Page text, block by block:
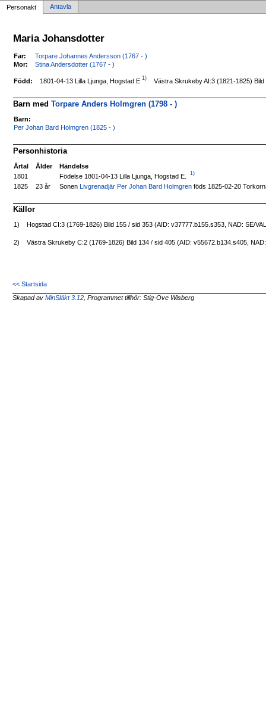
Personakt Antavla
Maria Johansdotter
Far:
Torpare Johannes Andersson (1767 - )
Mor:
Stina Andersdotter (1767 - )
Född: 1801-04-13 Lilla Ljunga, Hogstad E 1) Västra Skrukeby AI:3 (1821-1825)
Barn medTorpare Anders Holmgren (1798 - )
Barn:
Per Johan Bard Holmgren (1825 - )
Personhistoria
Årtal Ålder
Händelse
1801
Födelse 1801-04-13 Lilla Ljunga, Hogstad E. 1)
1825 23 år SonenLivgrenadjär Per Johan Bard Holmgren föds 1825-02-20
Källor
1) Hogstad CI:3 (1769-1826) Bild 155 / sid 353 (AID: v37777.b155.s353, NAD: SE/
2) Västra Skrukeby C:2 (1769-1826) Bild 134 / sid 405 (AID: v55672.b134.s405,
<< Startsida
Skapad avMinSläkt 3.12 , Programmet tillhör: Stig-Ove Wisberg